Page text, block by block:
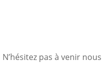
N’hésitez pas à venir